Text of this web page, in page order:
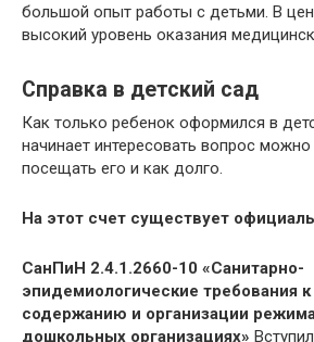
большой опыт работы с детьми. В
высокий уровень оказания
Справка в детский сад
Как только ребенок оформился в
начинает интересовать вопрос
посещать его и как долго.
На этот счет существует
СанПиН 2.4.1.2660-10 «Санитарно-
эпидемиологические требования к
содержанию и организации
дошкольных организациях»